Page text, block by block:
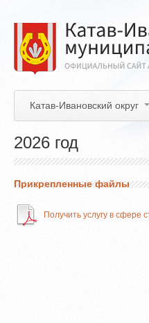
основному
содержанию
Катав-Ивановский округ
2026 год
Прикрепленные файлы
Получить услугу в сфере